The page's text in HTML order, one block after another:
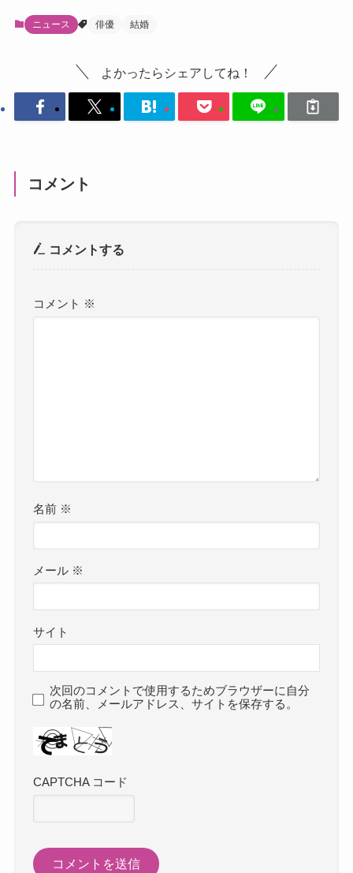
ニュース 俳優 結婚
よかったらシェアしてね！
コメント
コメントする
コメント ※
名前 ※
メール ※
サイト
次回のコメントで使用するためブラウザーに自分
の名前、メールアドレス、サイトを保存する。
CAPTCHA コード